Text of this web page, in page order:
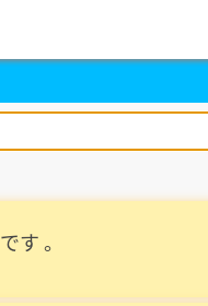
です。